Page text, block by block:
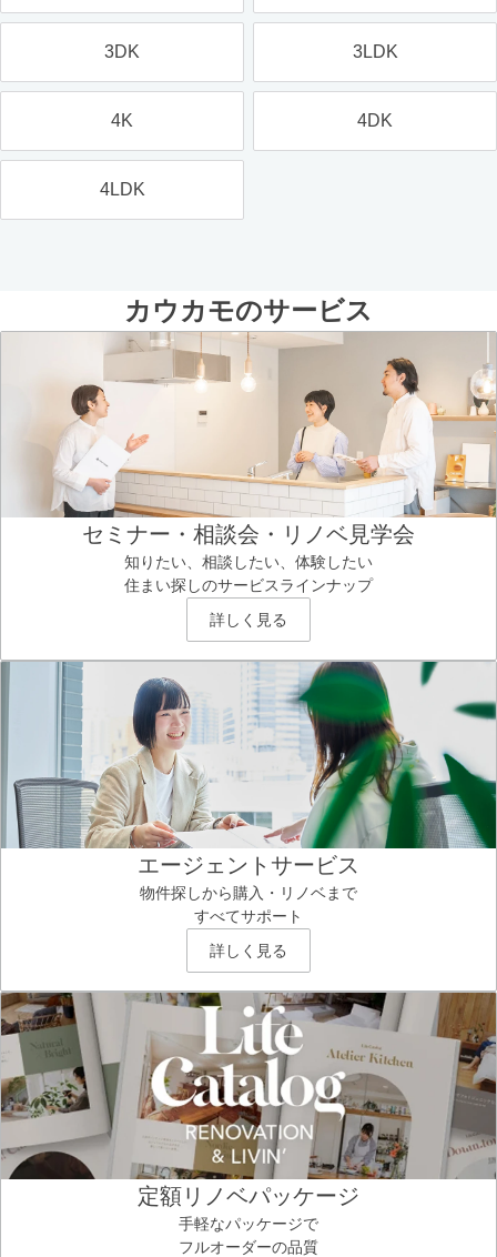
3DK 3LDK
4K 4DK
4LDK
カウカモのサービス
セミナー・相談会・リノベ見学会
知りたい、相談したい、体験したい
住まい探しのサービスラインナップ
詳しく見る
エージェントサービス
物件探しから購入・リノベまで
すべてサポート
詳しく見る
定額リノベパッケージ
手軽なパッケージで
フルオーダーの品質